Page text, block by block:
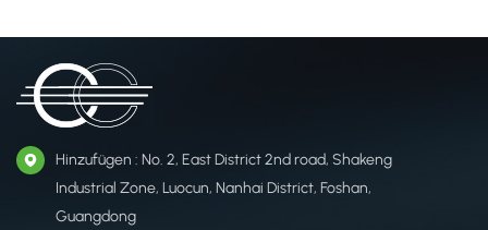
Hinzufügen : No. 2, East District 2nd road, Shakeng
Industrial Zone, Luocun, Nanhai District, Foshan,
Guangdong